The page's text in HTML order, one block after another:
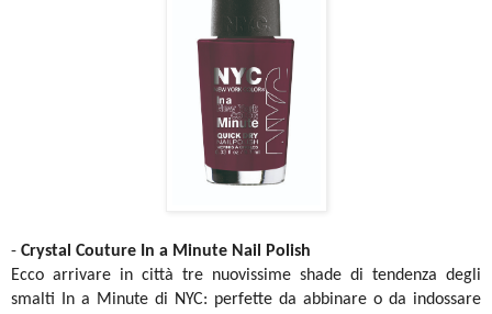
- Crystal Couture In a Minute Nail Polish
Ecco arrivare in città tre nuovissime shade di tendenza degli
smalti In a Minute di NYC: perfette da abbinare o da indossare